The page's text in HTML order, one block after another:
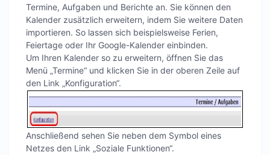
Termine, Aufgaben und Berichte an. Sie können den
Kalender zusätzlich erweitern, indem Sie weitere Daten
importieren. So lassen sich beispielsweise Ferien,
Feiertage oder Ihr Google-Kalender einbinden.
Um Ihren Kalender so zu erweitern, öffnen Sie das
Menü „Termine“ und klicken Sie in der oberen Zeile auf
den Link „Konfiguration“.
Anschließend sehen Sie neben dem Symbol eines
Netzes den Link „Soziale Funktionen“.